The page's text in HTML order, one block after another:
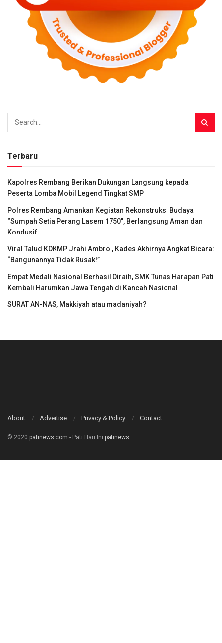
Terbaru
Kapolres Rembang Berikan Dukungan Langsung kepada
Peserta Lomba Mobil Legend Tingkat SMP
Polres Rembang Amankan Kegiatan Rekonstruksi Budaya
“Sumpah Setia Perang Lasem 1750”, Berlangsung Aman dan
Kondusif
Viral Talud KDKMP Jrahi Ambrol, Kades Akhirnya Angkat Bicara:
“Bangunannya Tidak Rusak!”
Empat Medali Nasional Berhasil Diraih, SMK Tunas Harapan Pati
Kembali Harumkan Jawa Tengah di Kancah Nasional
SURAT AN-NAS, Makkiyah atau madaniyah?
About Advertise Privacy & Policy Contact
© 2020 patinews.com - Pati Hari Ini patinews.